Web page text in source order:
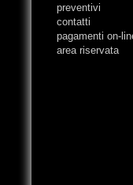
preventivi
contatti
pagamenti on-
area riservata